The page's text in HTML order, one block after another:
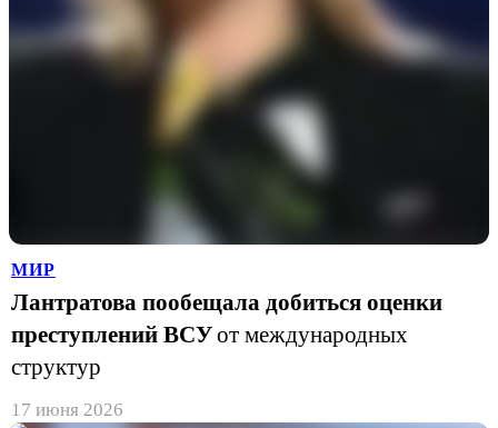
МИР
Лантратова пообещала добиться оценки
преступлений ВСУот международных
структур
17 июня 2026